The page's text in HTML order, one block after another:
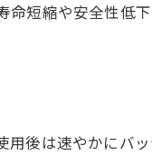
短縮や安全性低
後は速やかにバ